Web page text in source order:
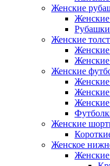
Женские
Женские
Женские
Женские
Женское
Женские